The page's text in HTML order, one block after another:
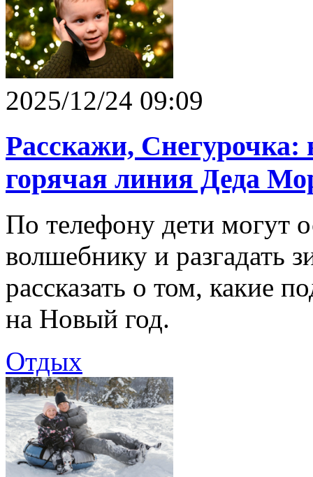
2025/12/24 09:09
Расскажи, Снегурочка:
горячая линия Деда
По телефону дети могут
волшебнику и разгадать
рассказать о том, какие
на Новый год.
Отдых